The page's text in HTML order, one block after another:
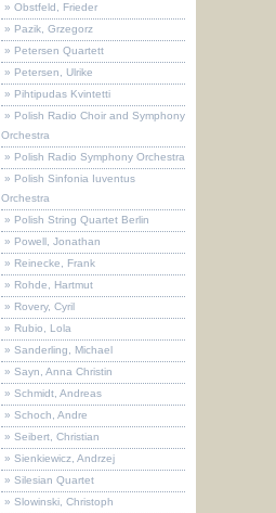
» Obstfeld, Frieder
» Pazik, Grzegorz
» Petersen Quartett
» Petersen, Ulrike
» Pihtipudas Kvintetti
» Polish Radio Choir and Symphony
Orchestra
» Polish Radio Symphony Orchestra
» Polish Sinfonia Iuventus
Orchestra
» Polish String Quartet Berlin
» Powell, Jonathan
» Reinecke, Frank
» Rohde, Hartmut
» Rovery, Cyril
» Rubio, Lola
» Sanderling, Michael
» Sayn, Anna Christin
» Schmidt, Andreas
» Schoch, Andre
» Seibert, Christian
» Sienkiewicz, Andrzej
» Silesian Quartet
» Slowinski, Christoph